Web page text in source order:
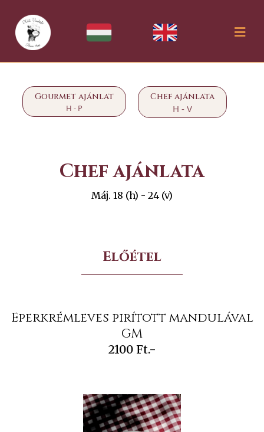
Gourmet ajánlat
H - P
Chef ajánlata
H - V
Chef ajánlata
Máj. 18 (h) - 24 (v)
Előétel
Eperkrémleves pirított mandulával
GM
2100 Ft.-